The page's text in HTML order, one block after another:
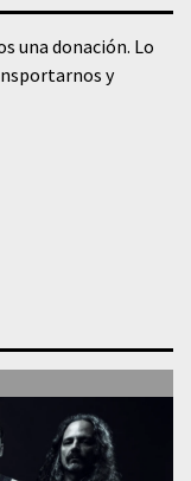
una donación. Lo
y